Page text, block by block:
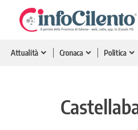
Attualità Cronaca Politica